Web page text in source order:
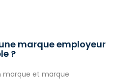
marque employeur
?
marque et marque